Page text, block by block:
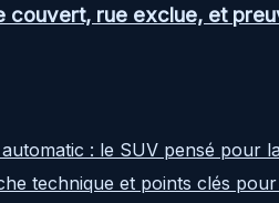
couvert, rue exclue, et
: le SUV pensé pour
technique et points clés